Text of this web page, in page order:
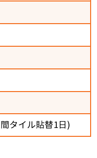
タイル貼替1日)